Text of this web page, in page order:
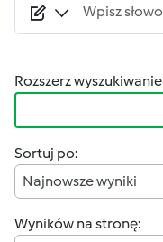
Rozszerz wyszukiwanie
Sortuj po:
Najnowsze wyniki
Wyników na stronę: